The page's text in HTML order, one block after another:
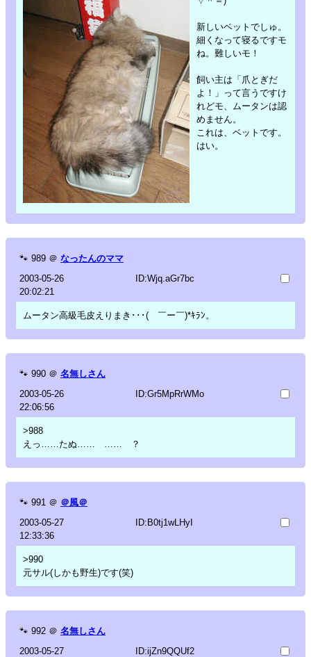
新しいベットでしゅ。
細くなって寝るですモ
ね。難しいモ！
飼い主は「爪とぎだ
よ！」って言うですけ
れどモ、ムータンは認
めません。
これは、ベットです。
はい。
🐾 989 ＠ なったんのママ
2003-05-26
20:02:21
ID:Wjq.aGr7bc
ムータン高級毛皮えりまき･･･( ￣ー￣)*ｷﾗﾝ。
🐾 990 ＠ 名無しさん
2003-05-26
22:06:56
ID:Gr5MpRrWMo
>988
えっ……たぬ…… …… ？
🐾 991 ＠ ＠風＠
2003-05-27
12:33:36
ID:B0tj1wLHyI
>990
元サル(しかも野生)です(笑)
🐾 992 ＠ 名無しさん
2003-05-27
ID:ijZn9QQUf2